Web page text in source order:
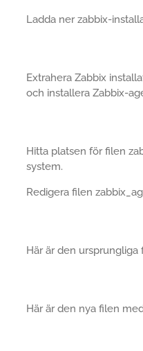
Ladda ner zabbix-
Extrahera Zabbix
och installera Zabbix-
Hitta platsen för filen
system.
Redigera filen
Här är den
Här är den nya filen